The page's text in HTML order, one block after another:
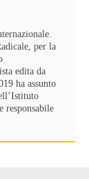
per la
edita da
ha assunto
responsabile